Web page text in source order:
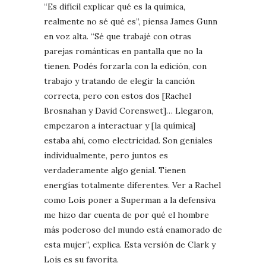
“Es difícil explicar qué es la química,
realmente no sé qué es”, piensa James Gunn
en voz alta. “Sé que trabajé con otras
parejas románticas en pantalla que no la
tienen. Podés forzarla con la edición, con
trabajo y tratando de elegir la canción
correcta, pero con estos dos [Rachel
Brosnahan y David Corenswet]… Llegaron,
empezaron a interactuar y [la química]
estaba ahí, como electricidad. Son geniales
individualmente, pero juntos es
verdaderamente algo genial. Tienen
energías totalmente diferentes. Ver a Rachel
como Lois poner a Superman a la defensiva
me hizo dar cuenta de por qué el hombre
más poderoso del mundo está enamorado de
esta mujer”, explica. Esta versión de Clark y
Lois es su favorita.